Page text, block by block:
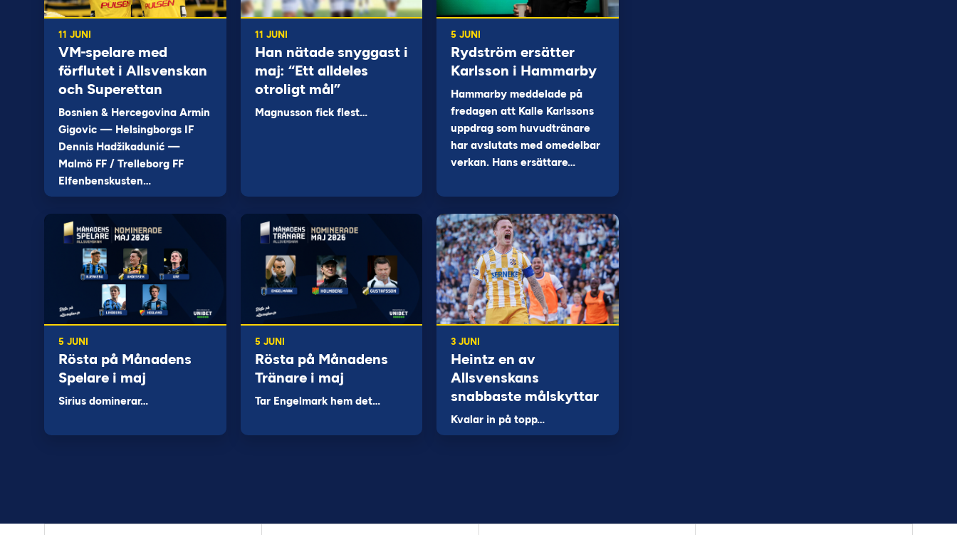
11 JUNI
VM-spelare med
förflutet i Allsvenskan
och Superettan
Bosnien & Hercegovina Armin
Gigovic — Helsingborgs IF
Dennis Hadžikadunić —
Malmö FF / Trelleborg FF
Elfenbenskusten…
11 JUNI
Han nätade snyggast i
maj: “Ett alldeles
otroligt mål”
Magnusson fick flest…
5 JUNI
Rydström ersätter
Karlsson i Hammarby
Hammarby meddelade på
fredagen att Kalle Karlssons
uppdrag som huvudtränare
har avslutats med omedelbar
verkan. Hans ersättare…
5 JUNI
Rösta på Månadens
Spelare i maj
Sirius dominerar…
5 JUNI
Rösta på Månadens
Tränare i maj
Tar Engelmark hem det…
3 JUNI
Heintz en av
Allsvenskans
snabbaste målskyttar
Kvalar in på topp…